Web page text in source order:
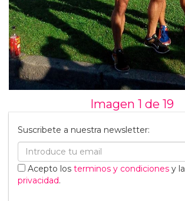
Imagen 1 de 19
Suscribete a nuestra newsletter:
Acepto los terminos y condiciones y la
privacidad.